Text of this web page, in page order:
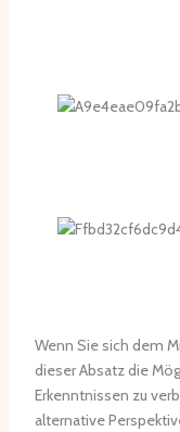
Wenn Sie sich dem
dieser Absatz die
Erkenntnissen zu
alternative